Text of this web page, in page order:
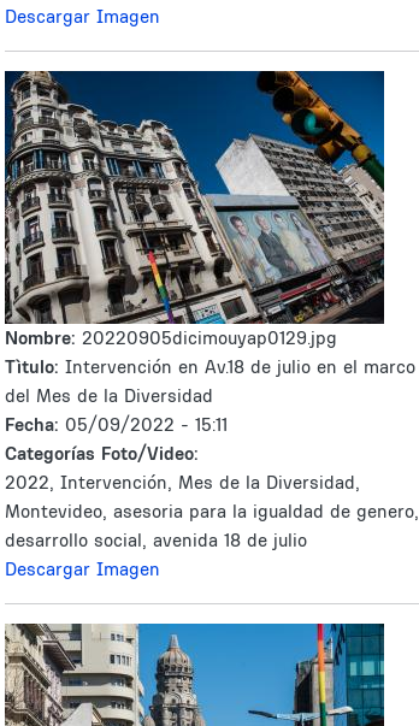
Descargar Imagen
Nombre: 20220905dicimouyap0129.jpg
Tìtulo: Intervención en Av.18 de julio en el marco
del Mes de la Diversidad
Fecha: 05/09/2022 - 15:11
Categorías Foto/Video:
2022, Intervención, Mes de la Diversidad,
Montevideo, asesoria para la igualdad de genero,
desarrollo social, avenida 18 de julio
Descargar Imagen